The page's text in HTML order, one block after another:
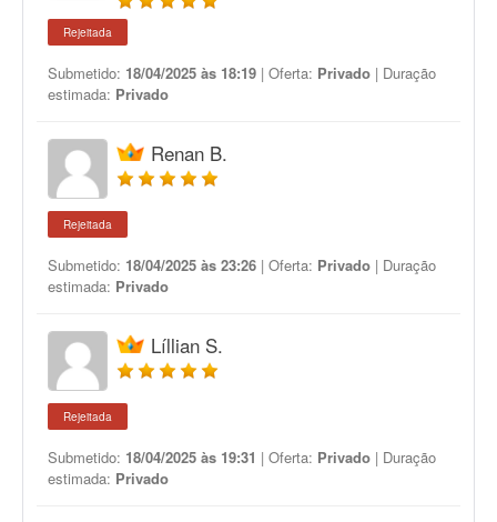
Rejeitada
Submetido: 18/04/2025 às 18:19 | Oferta: Privado | Duração
estimada: Privado
Renan B.
Rejeitada
Submetido: 18/04/2025 às 23:26 | Oferta: Privado | Duração
estimada: Privado
Líllian S.
Rejeitada
Submetido: 18/04/2025 às 19:31 | Oferta: Privado | Duração
estimada: Privado